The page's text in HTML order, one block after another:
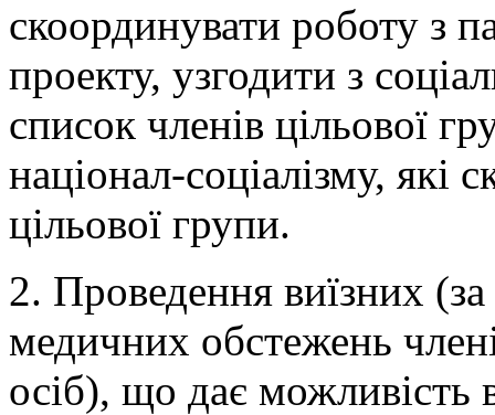
скоординувати роботу з
проекту, узгодити з
список членів цільової
націонал-соціалізму, які
цільової групи.
2. Проведення виїзних
медичних обстежень
осіб), що дає можливість